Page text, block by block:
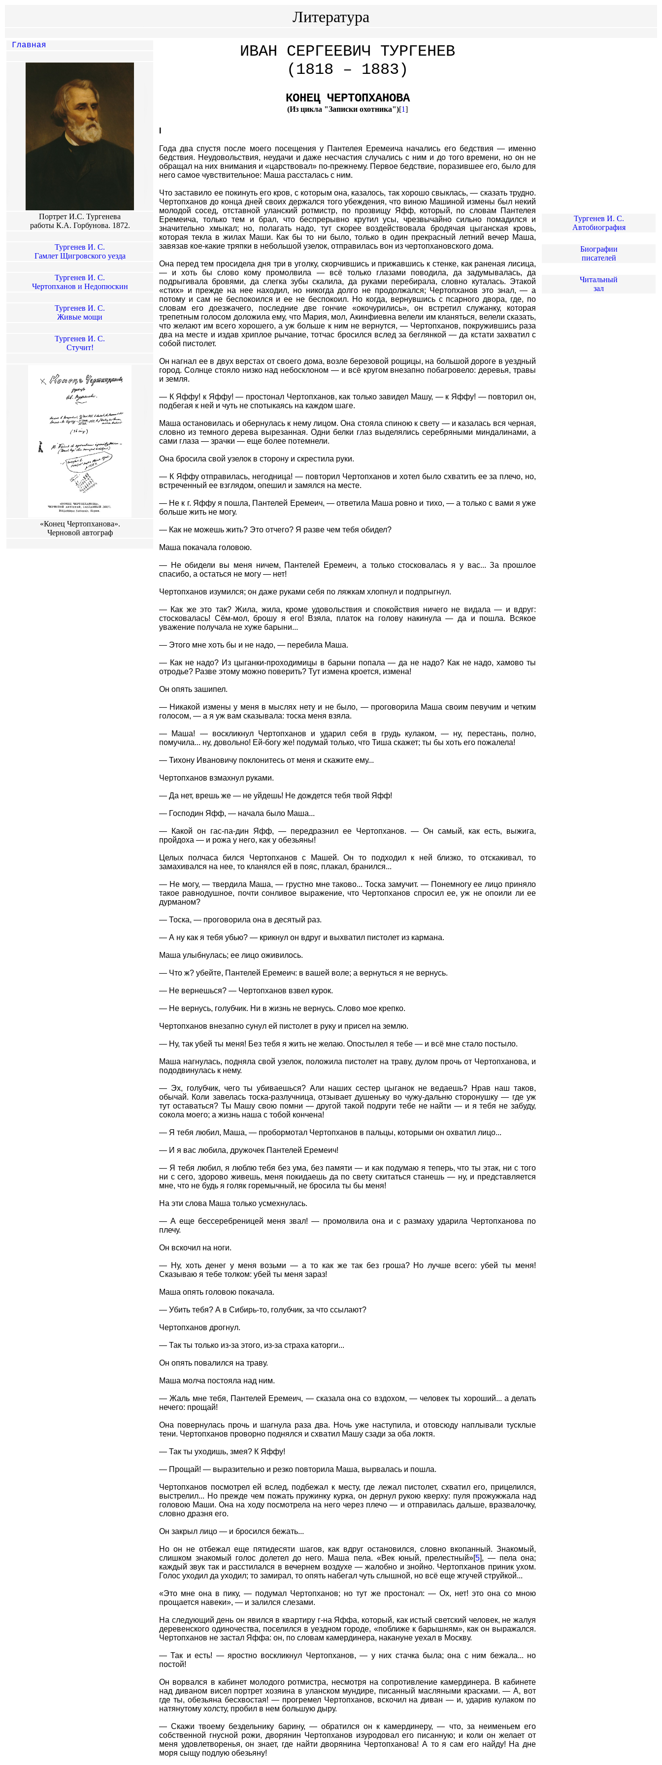
Литература
Главная
Портрет И.С. Тургенева
работы К.А. Горбунова. 1872.
Тургенев И. С.
Гамлет Щигровского уезда
Тургенев И. С.
Чертопханов и Недопюскин
Тургенев И. С.
Живые мощи
Тургенев И. С.
Стучит!
«Конец Чертопханова».
Черновой автограф
ИВАН СЕРГЕЕВИЧ ТУРГЕНЕВ
(1818 – 1883)
КОНЕЦ ЧЕРТОПХАНОВА
(Из цикла "Записки охотника")[1]
Года два спустя после моего посещения у Пантелея Еремеича начались его бедствия — именно
бедствия. Неудовольствия, неудачи и даже несчастия случались с ним и до того времени, но он не
обращал на них внимания и «царствовал» по-прежнему. Первое бедствие, поразившее его, было для
него самое чувствительное: Маша рассталась с ним.
Что заставило ее покинуть его кров, с которым она, казалось, так хорошо свыклась, — сказать трудно.
Чертопханов до конца дней своих держался того убеждения, что виною Машиной измены был некий
молодой сосед, отставной уланский ротмистр, по прозвищу Яфф, который, по словам Пантелея
Еремеича, только тем и брал, что беспрерывно крутил усы, чрезвычайно сильно помадился и
значительно хмыкал; но, полагать надо, тут скорее воздействовала бродячая цыганская кровь,
которая текла в жилах Маши. Как бы то ни было, только в один прекрасный летний вечер Маша,
завязав кое-какие тряпки в небольшой узелок, отправилась вон из чертопхановского дома.
Она перед тем просидела дня три в уголку, скорчившись и прижавшись к стенке, как раненая лисица,
— и хоть бы слово кому промолвила — всё только глазами поводила, да задумывалась, да
подрыгивала бровями, да слегка зубы скалила, да руками перебирала, словно куталась. Этакой
«стих» и прежде на нее находил, но никогда долго не продолжался; Чертопханов это знал, — а
потому и сам не беспокоился и ее не беспокоил. Но когда, вернувшись с псарного двора, где, по
словам его доезжачего, последние две гончие «окочурились», он встретил служанку, которая
трепетным голосом доложила ему, что Мария, мол, Акинфиевна велели им кланяться, велели сказать,
что желают им всего хорошего, а уж больше к ним не вернутся, — Чертопханов, покружившись раза
два на месте и издав хриплое рычание, тотчас бросился вслед за беглянкой — да кстати захватил с
собой пистолет.
Он нагнал ее в двух верстах от своего дома, возле березовой рощицы, на большой дороге в уездный
город. Солнце стояло низко над небосклоном — и всё кругом внезапно побагровело: деревья, травы
и земля.
— К Яффу! к Яффу! — простонал Чертопханов, как только завидел Машу, — к Яффу! — повторил он,
подбегая к ней и чуть не спотыкаясь на каждом шаге.
Маша остановилась и обернулась к нему лицом. Она стояла спиною к свету — и казалась вся черная,
словно из темного дерева вырезанная. Одни белки глаз выделялись серебряными миндалинами, а
сами глаза — зрачки — еще более потемнели.
Она бросила свой узелок в сторону и скрестила руки.
— К Яффу отправилась, негодница! — повторил Чертопханов и хотел было схватить ее за плечо, но,
встреченный ее взглядом, опешил и замялся на месте.
— Не к г. Яффу я пошла, Пантелей Еремеич, — ответила Маша ровно и тихо, — а только с вами я уже
больше жить не могу.
— Как не можешь жить? Это отчего? Я разве чем тебя обидел?
Маша покачала головою.
— Не обидели вы меня ничем, Пантелей Еремеич, а только стосковалась я у вас... За прошлое
спасибо, а остаться не могу — нет!
Чертопханов изумился; он даже руками себя по ляжкам хлопнул и подпрыгнул.
— Как же это так? Жила, жила, кроме удовольствия и спокойствия ничего не видала — и вдруг:
стосковалась! Сём-мол, брошу я его! Взяла, платок на голову накинула — да и пошла. Всякое
уважение получала не хуже барыни...
— Этого мне хоть бы и не надо, — перебила Маша.
— Как не надо? Из цыганки-проходимицы в барыни попала — да не надо? Как не надо, хамово ты
отродье? Разве этому можно поверить? Тут измена кроется, измена!
Он опять зашипел.
— Никакой измены у меня в мыслях нету и не было, — проговорила Маша своим певучим и четким
голосом, — а я уж вам сказывала: тоска меня взяла.
— Маша! — воскликнул Чертопханов и ударил себя в грудь кулаком, — ну, перестань, полно,
помучила... ну, довольно! Ей-богу же! подумай только, что Тиша скажет; ты бы хоть его пожалела!
— Тихону Ивановичу поклонитесь от меня и скажите ему...
Чертопханов взмахнул руками.
— Да нет, врешь же — не уйдешь! Не дождется тебя твой Яфф!
— Господин Яфф, — начала было Маша...
— Какой он гас-па-дин Яфф, — передразнил ее Чертопханов. — Он самый, как есть, выжига,
пройдоха — и рожа у него, как у обезьяны!
Целых полчаса бился Чертопханов с Машей. Он то подходил к ней близко, то отскакивал, то
замахивался на нее, то кланялся ей в пояс, плакал, бранился...
— Не могу, — твердила Маша, — грустно мне таково... Тоска замучит. — Понемногу ее лицо приняло
такое равнодушное, почти сонливое выражение, что Чертопханов спросил ее, уж не опоили ли ее
дурманом?
— Тоска, — проговорила она в десятый раз.
— А ну как я тебя убью? — крикнул он вдруг и выхватил пистолет из кармана.
Маша улыбнулась; ее лицо оживилось.
— Что ж? убейте, Пантелей Еремеич: в вашей воле; а вернуться я не вернусь.
— Не вернешься? — Чертопханов взвел курок.
— Не вернусь, голубчик. Ни в жизнь не вернусь. Слово мое крепко.
Чертопханов внезапно сунул ей пистолет в руку и присел на землю.
— Ну, так убей ты меня! Без тебя я жить не желаю. Опостылел я тебе — и всё мне стало постыло.
Маша нагнулась, подняла свой узелок, положила пистолет на траву, дулом прочь от Чертопханова, и
пододвинулась к нему.
— Эх, голубчик, чего ты убиваешься? Али наших сестер цыганок не ведаешь? Нрав наш таков,
обычай. Коли завелась тоска-разлучница, отзывает душеньку во чужу-дальню сторонушку — где уж
тут оставаться? Ты Машу свою помни — другой такой подруги тебе не найти — и я тебя не забуду,
сокола моего; а жизнь наша с тобой кончена!
— Я тебя любил, Маша, — пробормотал Чертопханов в пальцы, которыми он охватил лицо...
— И я вас любила, дружочек Пантелей Еремеич!
— Я тебя любил, я люблю тебя без ума, без памяти — и как подумаю я теперь, что ты этак, ни с того
ни с сего, здорово живешь, меня покидаешь да по свету скитаться станешь — ну, и представляется
мне, что не будь я голяк горемычный, не бросила ты бы меня!
На эти слова Маша только усмехнулась.
— А еще бессеребреницей меня звал! — промолвила она и с размаху ударила Чертопханова по
плечу.
Он вскочил на ноги.
— Ну, хоть денег у меня возьми — а то как же так без гроша? Но лучше всего: убей ты меня!
Сказываю я тебе толком: убей ты меня зараз!
Маша опять головою покачала.
— Убить тебя? А в Сибирь-то, голубчик, за что ссылают?
Чертопханов дрогнул.
— Так ты только из-за этого, из-за страха каторги...
Он опять повалился на траву.
Маша молча постояла над ним.
— Жаль мне тебя, Пантелей Еремеич, — сказала она со вздохом, — человек ты хороший... а делать
нечего: прощай!
Она повернулась прочь и шагнула раза два. Ночь уже наступила, и отовсюду наплывали тусклые
тени. Чертопханов проворно поднялся и схватил Машу сзади за оба локтя.
— Так ты уходишь, змея? К Яффу!
— Прощай! — выразительно и резко повторила Маша, вырвалась и пошла.
Чертопханов посмотрел ей вслед, подбежал к месту, где лежал пистолет, схватил его, прицелился,
выстрелил... Но прежде чем пожать пружинку курка, он дернул рукою кверху: пуля прожужжала над
головою Маши. Она на ходу посмотрела на него через плечо — и отправилась дальше, вразвалочку,
словно дразня его.
Он закрыл лицо — и бросился бежать...
Но он не отбежал еще пятидесяти шагов, как вдруг остановился, словно вкопанный. Знакомый,
слишком знакомый голос долетел до него. Маша пела. «Век юный, прелестный»[5], — пела она;
каждый звук так и расстилался в вечернем воздухе — жалобно и знойно. Чертопханов приник ухом.
Голос уходил да уходил; то замирал, то опять набегал чуть слышной, но всё еще жгучей струйкой...
«Это мне она в пику, — подумал Чертопханов; но тут же простонал: — Ох, нет! это она со мною
прощается навеки», — и залился слезами.
На следующий день он явился в квартиру г-на Яффа, который, как истый светский человек, не жалуя
деревенского одиночества, поселился в уездном городе, «поближе к барышням», как он выражался.
Чертопханов не застал Яффа: он, по словам камердинера, накануне уехал в Москву.
— Так и есть! — яростно воскликнул Чертопханов, — у них стачка была; она с ним бежала... но
постой!
Он ворвался в кабинет молодого ротмистра, несмотря на сопротивление камердинера. В кабинете
над диваном висел портрет хозяина в уланском мундире, писанный масляными красками. — А, вот
где ты, обезьяна бесхвостая! — прогремел Чертопханов, вскочил на диван — и, ударив кулаком по
натянутому холсту, пробил в нем большую дыру.
— Скажи твоему бездельнику барину, — обратился он к камердинеру, — что, за неименьем его
собственной гнусной рожи, дворянин Чертопханов изуродовал его писанную; и коли он желает от
меня удовлетворенья, он знает, где найти дворянина Чертопханова! А то я сам его найду! На дне
моря сыщу подлую обезьяну!
Тургенев И. С.
Автобиография
Биографии
писателей
Читальный
зал